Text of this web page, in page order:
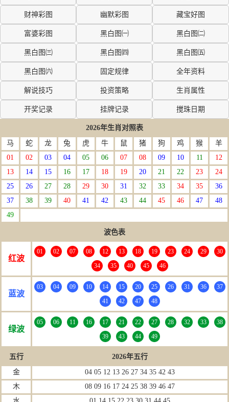
财神彩图 幽默彩图 藏宝好图
富婆彩图 黑白图㈠ 黑白图㈡
黑白图㈢ 黑白图㈣ 黑白图㈤
黑白图㈥ 固定规律 全年资料
解说技巧 投资策略 生肖属性
开奖记录 挂牌记录 搅珠日期
2026年生肖对照表
马
蛇 龙 兔 虎 牛 鼠 猪 狗 鸡 猴
羊
01
02 03 04 05 06 07 08 09 10 11
12
13
14 15 16 17 18 19 20 21 22 23
24
25
26 27 28 29 30 31 32 33 34 35
36
37
38 39 40 41 42 43 44 45 46 47
48
49
波色表
红波
01 02 07 08 12 13 18 19 23 24 29
30
34
35 40 45 46
蓝波
03 04 09 10 14 15 20 25 26 31 36
37
41
42 47 48
绿波
05 06 11 16 17 21 22 27 28 32 33
38
39
43 44 49
五行
2026年五行
金
04 05 12 13 26 27 34 35 42 43
木
08 09 16 17 24 25 38 39 46 47